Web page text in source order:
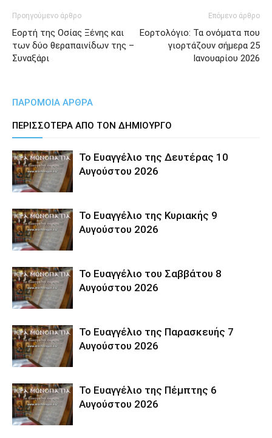
Προηγούμενο άρθρο
Εορτή της Οσίας Ξένης και
των δύο θεραπαινίδων της –
Συναξάρι
Επόμενο άρθρο
Εορτολόγιο: Τα ονόματα που
γιορτάζουν σήμερα 25
Ιανουαρίου 2026
ΠΑΡΟΜΟΙΑ ΑΡΘΡΑ
ΠΕΡΙΣΣΟΤΕΡΑ ΑΠΟ ΤΟΝ ΔΗΜΙΟΥΡΓΟ
Το Ευαγγέλιο της Δευτέρας 10
Αυγούστου 2026
Το Ευαγγέλιο της Κυριακής 9
Αυγούστου 2026
Το Ευαγγέλιο του Σαββάτου 8
Αυγούστου 2026
Το Ευαγγέλιο της Παρασκευής 7
Αυγούστου 2026
Το Ευαγγέλιο της Πέμπτης 6
Αυγούστου 2026